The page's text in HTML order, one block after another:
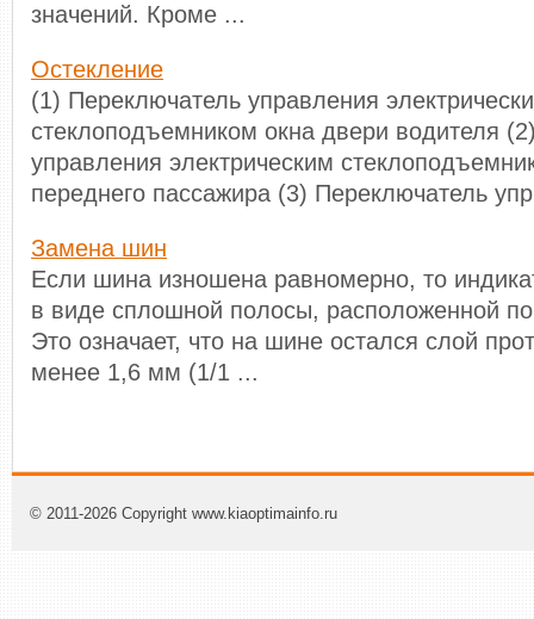
значений. Кроме ...
Остекление
(1) Переключатель управления
стеклоподъемником окна двери водителя
управления электрическим
переднего пассажира (3) Переключатель
Замена шин
Если шина изношена равномерно, то
в виде сплошной полосы, расположенной
Это означает, что на шине остался слой
менее 1,6 мм (1/1 ...
© 2011-2026 Copyright www.kiaoptimainfo.ru